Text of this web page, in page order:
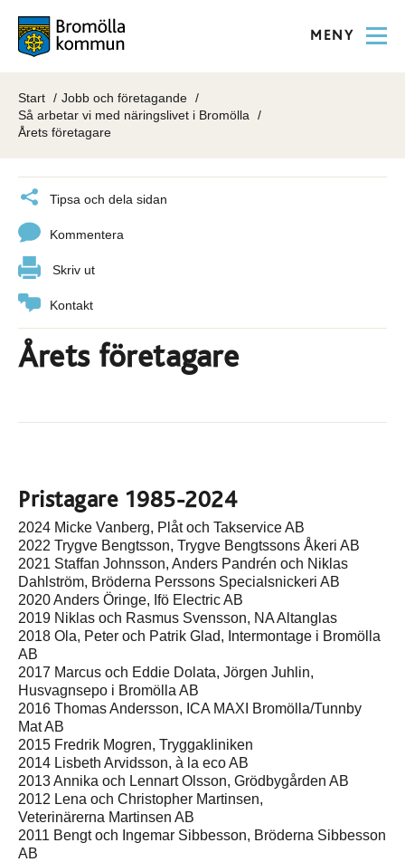
MENY
Start
Jobb och företagande
Så arbetar vi med näringslivet i Bromölla
Årets företagare
Tipsa och dela sidan
Kommentera
Skriv ut
Kontakt
Årets företagare
Pristagare 1985-2024
2024 Micke Vanberg, Plåt och Takservice AB
2022 Trygve Bengtsson, Trygve Bengtssons Åkeri AB
2021 Staffan Johnsson, Anders Pandrén och Niklas
Dahlström, Bröderna Perssons Specialsnickeri AB
2020 Anders Öringe, Ifö Electric AB
2019 Niklas och Rasmus Svensson, NA Altanglas
2018 Ola, Peter och Patrik Glad, Intermontage i Bromölla
AB
2017 Marcus och Eddie Dolata, Jörgen Juhlin,
Husvagnsepo i Bromölla AB
2016 Thomas Andersson, ICA MAXI Bromölla/Tunnby
Mat AB
2015 Fredrik Mogren, Tryggakliniken
2014 Lisbeth Arvidsson, à la eco AB
2013 Annika och Lennart Olsson, Grödbygården AB
2012 Lena och Christopher Martinsen,
Veterinärerna Martinsen AB
2011 Bengt och Ingemar Sibbesson, Bröderna Sibbesson
AB